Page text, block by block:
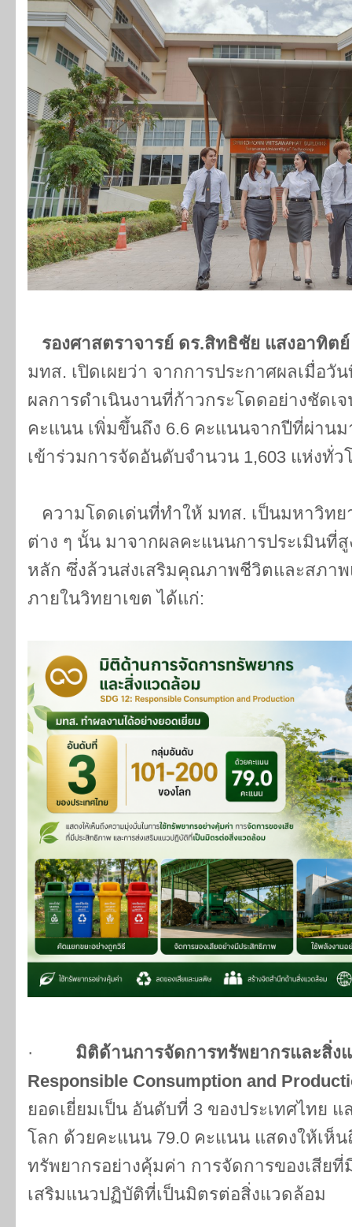
รองศาสตราจารย์ ดร.สิทธิชัย แสงอาทิต
มทส. เปิดเผยว่า จากการประกาศผลเมื่อวั
ผลการดำเนินงานที่ก้าวกระโดดอย่างชัดเ
คะแนน เพิ่มขึ้นถึง 6.6 คะแนนจากปีที่ผ่าน
เข้าร่วมการจัดอันดับจำนวน 1,603 แห่งทั่ว
ความโดดเด่นที่ทำให้ มทส. เป็นมหาวิท
ต่าง ๆ นั้น มาจากผลคะแนนการประเมินที่สู
หลัก ซึ่งล้วนส่งเสริมคุณภาพชีวิตและสภา
ภายในวิทยาเขต ได้แก่:
· มิติด้านการจัดการทรัพยากรและสิ่ง
Responsible Consumption and
ยอดเยี่ยมเป็น อันดับที่ 3 ของประเทศไทย
โลก ด้วยคะแนน 79.0 คะแนน แสดงให้เห็
ทรัพยากรอย่างคุ้มค่า การจัดการของเสีย
เสริมแนวปฏิบัติที่เป็นมิตรต่อสิ่งแวดล้อม